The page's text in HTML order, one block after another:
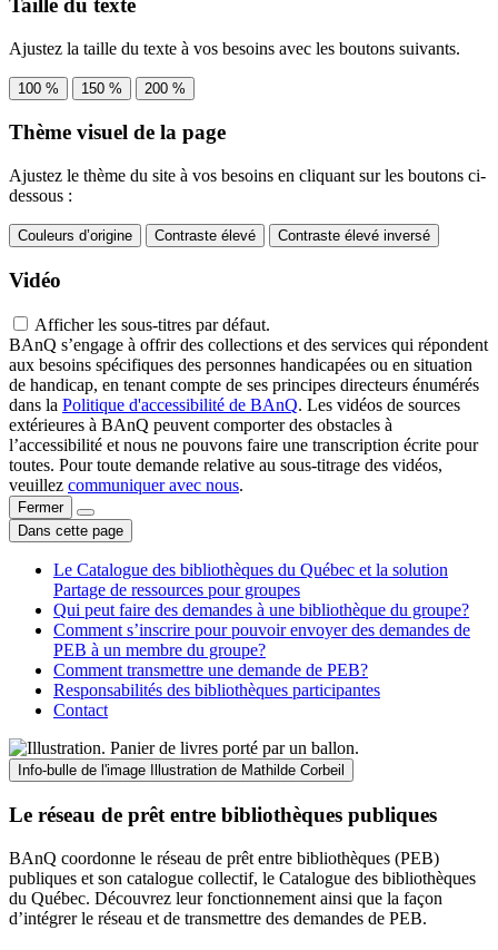
Taille du texte
Ajustez la taille du texte à vos besoins avec les boutons suivants.
100 % 150 % 200 %
Thème visuel de la page
Ajustez le thème du site à vos besoins en cliquant sur les boutons ci-
dessous :
Couleurs d’origine Contraste élevé Contraste élevé inversé
Vidéo
Afficher les sous-titres par défaut.
BAnQ s’engage à offrir des collections et des services qui répondent
aux besoins spécifiques des personnes handicapées ou en situation
de handicap, en tenant compte de ses principes directeurs énumérés
dans la Politique d'accessibilité de BAnQ. Les vidéos de sources
extérieures à BAnQ peuvent comporter des obstacles à
l’accessibilité et nous ne pouvons faire une transcription écrite pour
toutes. Pour toute demande relative au sous-titrage des vidéos,
veuillez communiquer avec nous.
Fermer
Dans cette page
Le Catalogue des bibliothèques du Québec et la solution
Partage de ressources pour groupes
Qui peut faire des demandes à une bibliothèque du groupe?
Comment s’inscrire pour pouvoir envoyer des demandes de
PEB à un membre du groupe?
Comment transmettre une demande de PEB?
Responsabilités des bibliothèques participantes
Contact
Info-bulle de l'image Illustration de Mathilde Corbeil
Le réseau de prêt entre bibliothèques publiques
BAnQ coordonne le réseau de prêt entre bibliothèques (PEB)
publiques et son catalogue collectif, le Catalogue des bibliothèques
du Québec. Découvrez leur fonctionnement ainsi que la façon
d’intégrer le réseau et de transmettre des demandes de PEB.